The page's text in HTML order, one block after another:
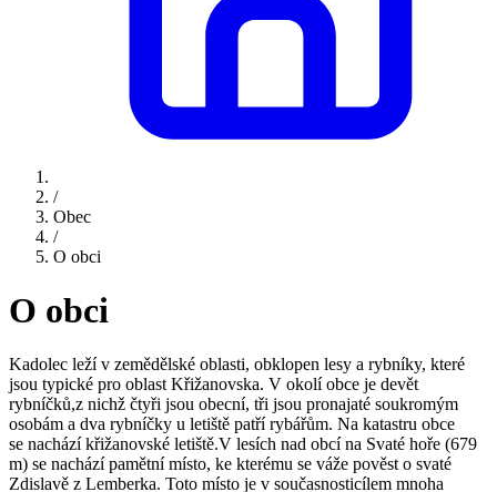
/
Obec
/
O obci
O obci
Kadolec leží v zemědělské oblasti, obklopen lesy a rybníky, které
jsou typické pro oblast Křižanovska. V okolí obce je devět
rybníčků,z nichž čtyři jsou obecní, tři jsou pronajaté soukromým
osobám a dva rybníčky u letiště patří rybářům. Na katastru obce
se nachází křižanovské letiště.V lesích nad obcí na Svaté hoře (679
m) se nachází pamětní místo, ke kterému se váže pověst o svaté
Zdislavě z Lemberka. Toto místo je v současnosticílem mnoha